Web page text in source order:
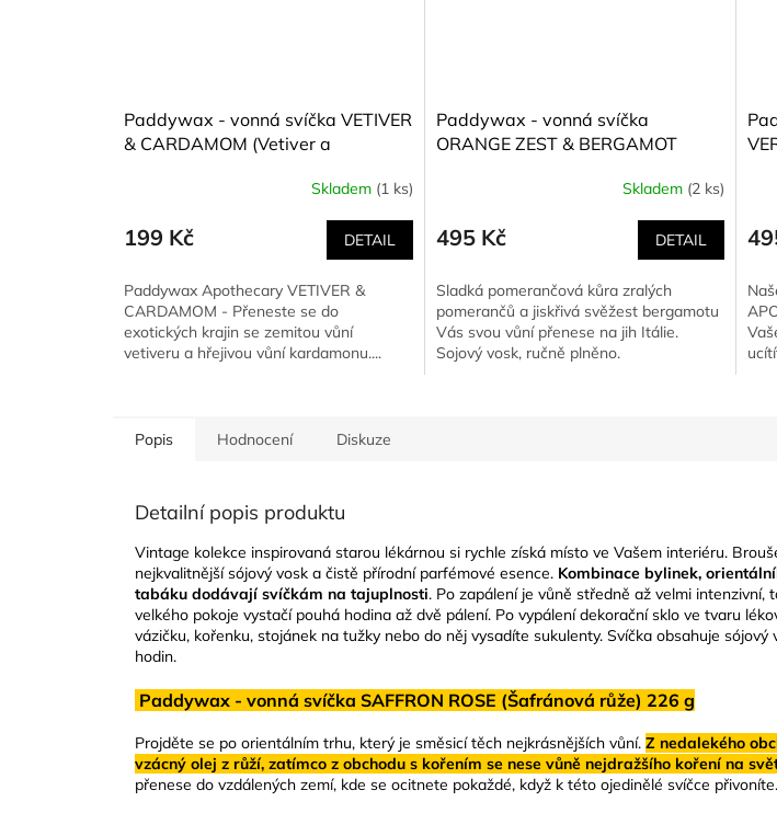
Paddywax - vonná svíčka VETIVER
& CARDAMOM (Vetiver a
Skladem (1 ks)
199 Kč DETAIL
Paddywax Apothecary VETIVER &
CARDAMOM - Přeneste se do
exotických krajin se zemitou vůní
vetiveru a hřejivou vůní kardamonu....
Paddywax - vonná svíčka
ORANGE ZEST & BERGAMOT
Skladem (2 ks)
495 Kč DETAIL
Sladká pomerančová kůra zralých
pomerančů a jiskřivá svěžest bergamotu
Vás svou vůní přenese na jih Itálie.
Sojový vosk, ručně plněno.
z
5
Popis Hodnocení Diskuze
Detailní popis produktu
Vintage kolekce inspirovaná starou lékárnou si rychle získá místo ve Vašem interiéru.
nejkvalitnější sójový vosk a čistě přírodní parfémové esence. Kombinace bylinek,
tabáku dodávají svíčkám na tajuplnosti. Po zapálení je vůně středně až velmi intenzivní,
velkého pokoje vystačí pouhá hodina až dvě pálení. Po vypálení dekorační sklo ve tvaru
vázičku, kořenku, stojánek na tužky nebo do něj vysadíte sukulenty. Svíčka obsahuje sójový
hodin.
Paddywax - vonná svíčka SAFFRON ROSE (Šafránová růže) 226 g
Projděte se po orientálním trhu, který je směsicí těch nejkrásnějších vůní. Z nedalekého
vzácný olej z růží, zatímco z obchodu s kořením se nese vůně nejdražšího koření na
přenese do vzdálených zemí, kde se ocitnete pokaždé, když k této ojedinělé svíčce přivoníte.